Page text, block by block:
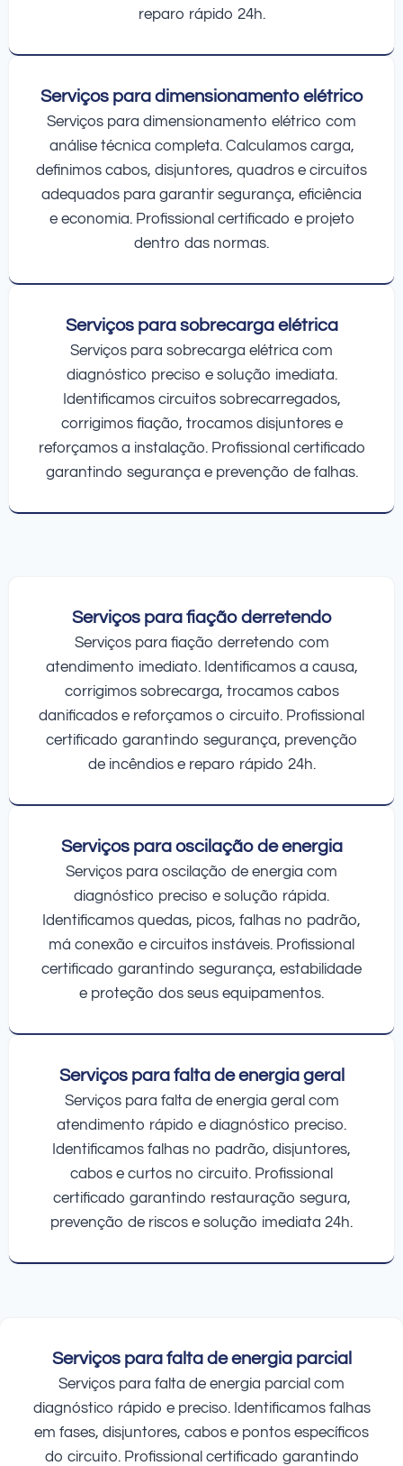
reparo rápido 24h.
Serviços para dimensionamento elétrico
Serviços para dimensionamento elétrico com
análise técnica completa. Calculamos carga,
definimos cabos, disjuntores, quadros e circuitos
adequados para garantir segurança, eficiência
e economia. Profissional certificado e projeto
dentro das normas.
Serviços para sobrecarga elétrica
Serviços para sobrecarga elétrica com
diagnóstico preciso e solução imediata.
Identificamos circuitos sobrecarregados,
corrigimos fiação, trocamos disjuntores e
reforçamos a instalação. Profissional certificado
garantindo segurança e prevenção de falhas.
Serviços para fiação derretendo
Serviços para fiação derretendo com
atendimento imediato. Identificamos a causa,
corrigimos sobrecarga, trocamos cabos
danificados e reforçamos o circuito. Profissional
certificado garantindo segurança, prevenção
de incêndios e reparo rápido 24h.
Serviços para oscilação de energia
Serviços para oscilação de energia com
diagnóstico preciso e solução rápida.
Identificamos quedas, picos, falhas no padrão,
má conexão e circuitos instáveis. Profissional
certificado garantindo segurança, estabilidade
e proteção dos seus equipamentos.
Serviços para falta de energia geral
Serviços para falta de energia geral com
atendimento rápido e diagnóstico preciso.
Identificamos falhas no padrão, disjuntores,
cabos e curtos no circuito. Profissional
certificado garantindo restauração segura,
prevenção de riscos e solução imediata 24h.
Serviços para falta de energia parcial
Serviços para falta de energia parcial com
diagnóstico rápido e preciso. Identificamos falhas
em fases, disjuntores, cabos e pontos específicos
do circuito. Profissional certificado garantindo